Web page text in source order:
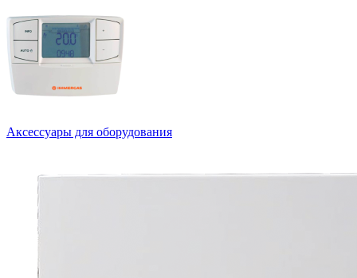
Аксессуары для оборудования